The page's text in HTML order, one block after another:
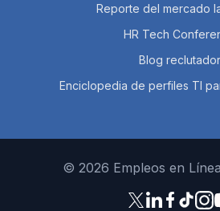
Reporte del mercado
HR Tech
Blog reclutador
Enciclopedia de perfiles TI
© 2026 Empleos en